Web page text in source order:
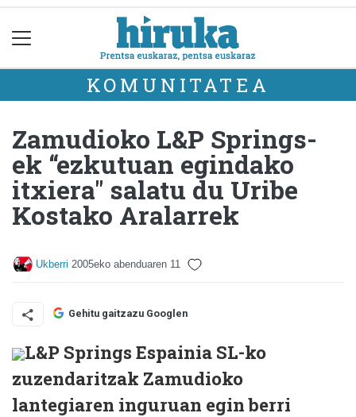
KOMUNITATEA
Zamudioko L&P Springs-
ek “ezkutuan egindako
itxiera" salatu du Uribe
Kostako Aralarrek
Ukberri 2005eko abenduaren 11
Gehitu gaitzazu Googlen
L&P Springs Espainia SL-ko
zuzendaritzak Zamudioko
lantegiaren inguruan egin berri